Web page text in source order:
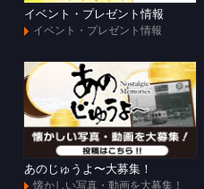
イベント・プレゼント情報
イベント・プレゼント情報
あのじゅうよ〜大募集！
懐かしい写真・動画を大募集！